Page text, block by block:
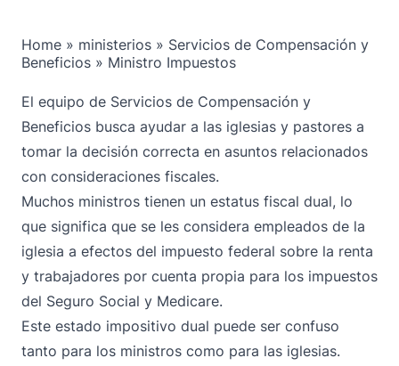
Home » ministerios » Servicios de Compensación y
Beneficios » Ministro Impuestos
El equipo de Servicios de Compensación y
Beneficios busca ayudar a las iglesias y pastores a
tomar la decisión correcta en asuntos relacionados
con consideraciones fiscales.
Muchos ministros tienen un estatus fiscal dual, lo
que significa que se les considera empleados de la
iglesia a efectos del impuesto federal sobre la renta
y trabajadores por cuenta propia para los impuestos
del Seguro Social y Medicare.
Este estado impositivo dual puede ser confuso
tanto para los ministros como para las iglesias.